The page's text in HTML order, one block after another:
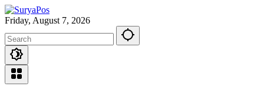
Skip
to
Friday, August 7, 2026